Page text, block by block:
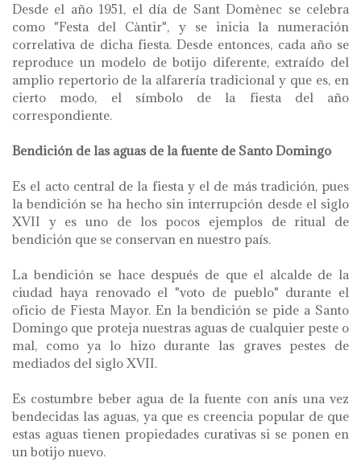
Desde el año 1951, el día de Sant Domènec se celebra
como "Festa del Càntir", y se inicia la numeración
correlativa de dicha fiesta. Desde entonces, cada año se
reproduce un modelo de botijo diferente, extraído del
amplio repertorio de la alfarería tradicional y que es, en
cierto modo, el símbolo de la fiesta del año
correspondiente.
Bendición de las aguas de la fuente de Santo Domingo
Es el acto central de la fiesta y el de más tradición, pues
la bendición se ha hecho sin interrupción desde el siglo
XVII y es uno de los pocos ejemplos de ritual de
bendición que se conservan en nuestro país.
La bendición se hace después de que el alcalde de la
ciudad haya renovado el "voto de pueblo" durante el
oficio de Fiesta Mayor. En la bendición se pide a Santo
Domingo que proteja nuestras aguas de cualquier peste o
mal, como ya lo hizo durante las graves pestes de
mediados del siglo XVII.
Es costumbre beber agua de la fuente con anís una vez
bendecidas las aguas, ya que es creencia popular de que
estas aguas tienen propiedades curativas si se ponen en
un botijo nuevo.